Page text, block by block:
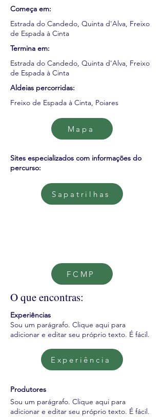
Começa em:
Estrada do Candedo, Quinta d'Alva, Freixo
de Espada à Cinta
Termina em:
Estrada do Candedo, Quinta d'Alva, Freixo
de Espada à Cinta
Aldeias percorridas:
Freixo de Espada à Cinta, Poiares
Mapa
Sites especializados com informações do
percurso:
Sapatrilhas
FCMP
O que encontras:
Sou um parágrafo. Clique aqui para
adicionar e editar seu próprio texto. É fácil.
Experiência
Experiências
Produtores
Sou um parágrafo. Clique aqui para
adicionar e editar seu próprio texto. É fácil.